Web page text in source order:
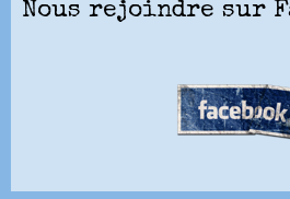
Nous rejoindre sur